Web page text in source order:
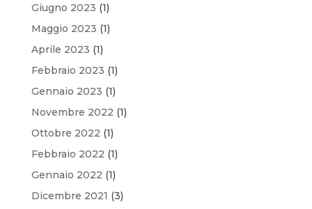
Giugno 2023 (1)
Maggio 2023 (1)
Aprile 2023 (1)
Febbraio 2023 (1)
Gennaio 2023 (1)
Novembre 2022 (1)
Ottobre 2022 (1)
Febbraio 2022 (1)
Gennaio 2022 (1)
Dicembre 2021 (3)